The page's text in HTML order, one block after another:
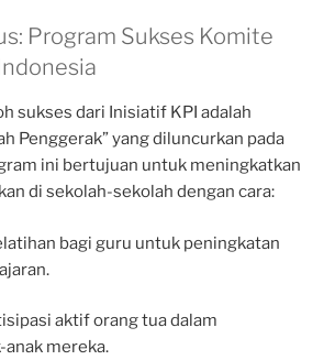
Program Sukses Komite
sukses dari Inisiatif KPI adalah
Penggerak” yang diluncurkan pada
ini bertujuan untuk meningkatkan
di sekolah-sekolah dengan cara:
bagi guru untuk peningkatan
aktif orang tua dalam
anak mereka.